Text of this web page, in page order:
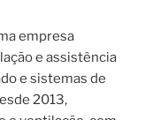
empresa
e assistência
e sistemas de
2013,